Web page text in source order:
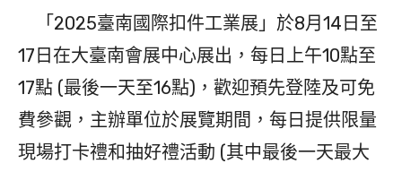
「2025臺南國際扣件工業展」於8月14日至
17日在大臺南會展中心展出，每日上午10點至
17點 (最後一天至16點)，歡迎預先登陸及可免
費參觀，主辦單位於展覽期間，每日提供限量
現場打卡禮和抽好禮活動 (其中最後一天最大